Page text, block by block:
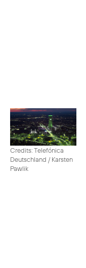
Credits: Telefónica
Deutschland / Karsten
Pawlik